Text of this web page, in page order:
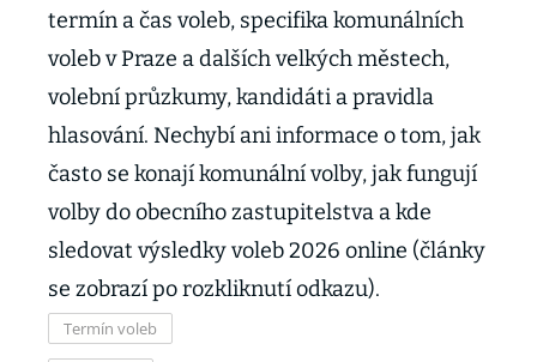
termín a čas voleb, specifika komunálních
voleb v Praze a dalších velkých městech,
volební průzkumy, kandidáti a pravidla
hlasování. Nechybí ani informace o tom, jak
často se konají komunální volby, jak fungují
volby do obecního zastupitelstva a kde
sledovat výsledky voleb 2026 online (články
se zobrazí po rozkliknutí odkazu).
Termín voleb